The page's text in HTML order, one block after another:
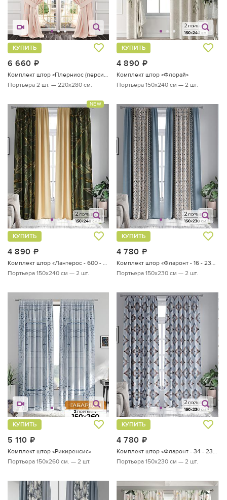
6 660
КУПИТЬ
Портьера 2 шт. — 220х280 см.
4 890
КУПИТЬ
Комплект штор «Флорай»
Портьера 150х240 см — 2 шт.
NEW
4 890
КУПИТЬ
Комплект штор «Лантерос - 600 - 240 см»
Портьера 150х240 см — 2 шт.
4 780
КУПИТЬ
Комплект штор «Фларонт - 16 - 230 см»
Портьера 150х230 см — 2 шт.
5 110
КУПИТЬ
Комплект штор «Рикиренсис»
Портьера 150х260 см. — 2 шт.
4 780
КУПИТЬ
Комплект штор «Фларонт - 34 - 230 см»
Портьера 150х230 см — 2 шт.